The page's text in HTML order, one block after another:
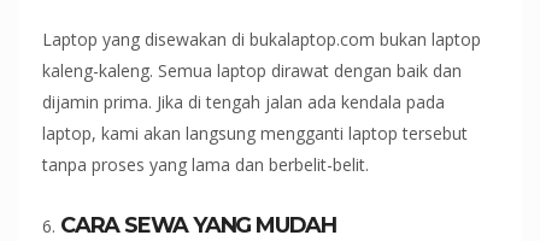
Laptop yang disewakan di bukalaptop.com bukan laptop
kaleng-kaleng. Semua laptop dirawat dengan baik dan
dijamin prima. Jika di tengah jalan ada kendala pada
laptop, kami akan langsung mengganti laptop tersebut
tanpa proses yang lama dan berbelit-belit.
CARA SEWA YANG MUDAH